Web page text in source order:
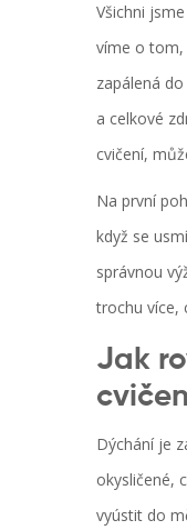
Všichni
víme o tom,
zapálená
a celkové
cvičení,
Na první
když se
správnou
trochu více,
Jak
Dýchání je
okysličené,
vyústit do